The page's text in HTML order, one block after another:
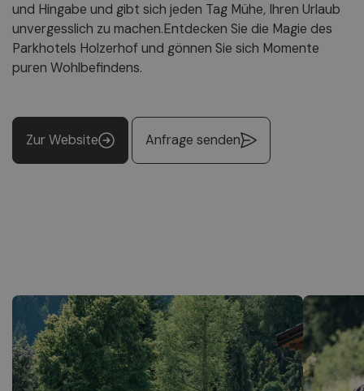
und Hingabe und gibt sich jeden Tag Mühe, Ihren Urlaub
unvergesslich zu machen.Entdecken Sie die Magie des
Parkhotels Holzerhof und gönnen Sie sich Momente
puren Wohlbefindens.
Zur Website Anfrage senden